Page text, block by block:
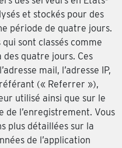
et stockés pour des
période de quatre jours.
sont classés comme
quatre jours. Ces
mail, l’adresse IP,
(« Referrer »),
utilisé ainsi que sur le
de l’enregistrement. Vous
plus détaillées sur la
de l’application